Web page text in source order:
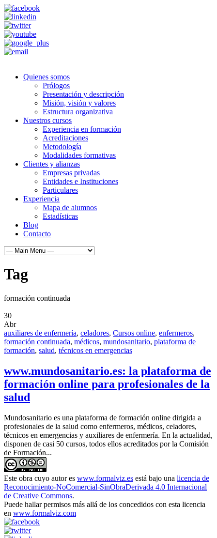
Quienes somos
Prólogos
Presentación y descripción
Misión, visión y valores
Estructura organizativa
Nuestros cursos
Experiencia en formación
Acreditaciones
Metodología
Modalidades formativas
Clientes y alianzas
Empresas privadas
Entidades e Instituciones
Particulares
Experiencia
Mapa de alumnos
Estadísticas
Blog
Contacto
Tag
formación continuada
30
Abr
auxiliares de enfermería, celadores, Cursos online, enfermeros,
formación continuada, médicos, mundosanitario, plataforma de
formación, salud, técnicos en emergencias
www.mundosanitario.es: la plataforma de
formación online para profesionales de la
salud
Mundosanitario es una plataforma de formación online dirigida a
profesionales de la salud como enfermeros, médicos, celadores,
técnicos en emergencias y auxiliares de enfermería. En la actualidad,
disponen de casi 50 cursos, todos ellos acreditados por la Comisión
de Formación...
Este obra cuyo autor es www.formalviz.es está bajo una licencia de
Reconocimiento-NoComercial-SinObraDerivada 4.0 Internacional
de Creative Commons.
Puede hallar permisos más allá de los concedidos con esta licencia
en www.formalviz.com